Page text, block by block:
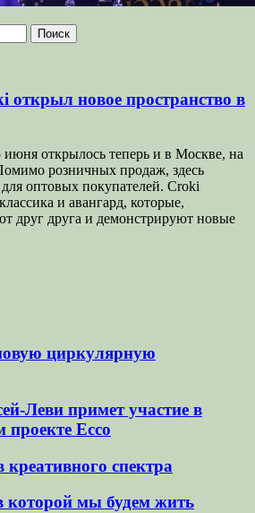
новое пространство в
июня открылось теперь и в Москве, на
розничных продаж, здесь
оптовых покупателей. Croki
и авангард, которые,
друг друга и демонстрируют новые
циркулярную
Леви примет участие в
проекте Ecco
креативного спектра
которой мы будем жить